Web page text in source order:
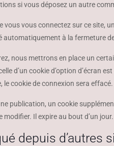
si vous déposez un autre
vous vous connectez sur ce site,
automatiquement à la fermeture
nous mettrons en place un
d’un cookie d’option d’écran
cookie de connexion sera effacé.
publication, un cookie
Il expire au bout d’un jour.
depuis d’autres